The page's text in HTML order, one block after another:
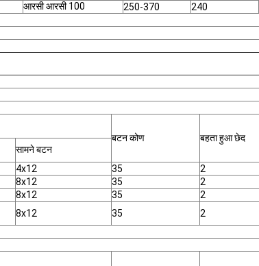
आरसी आरसी 100 250-370 240
बटन कोण
बहता हुआ छेद
सामने बटन
4x12 35 2
8x12 35 2
8x12 35 2
8x12 35 2